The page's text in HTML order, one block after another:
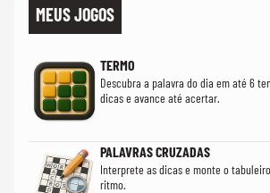
MEUS JOGOS
TERMO
Descubra a palavra do dia em até 6
dicas e avance até acertar.
PALAVRAS CRUZADAS
Interprete as dicas e monte o
ritmo.